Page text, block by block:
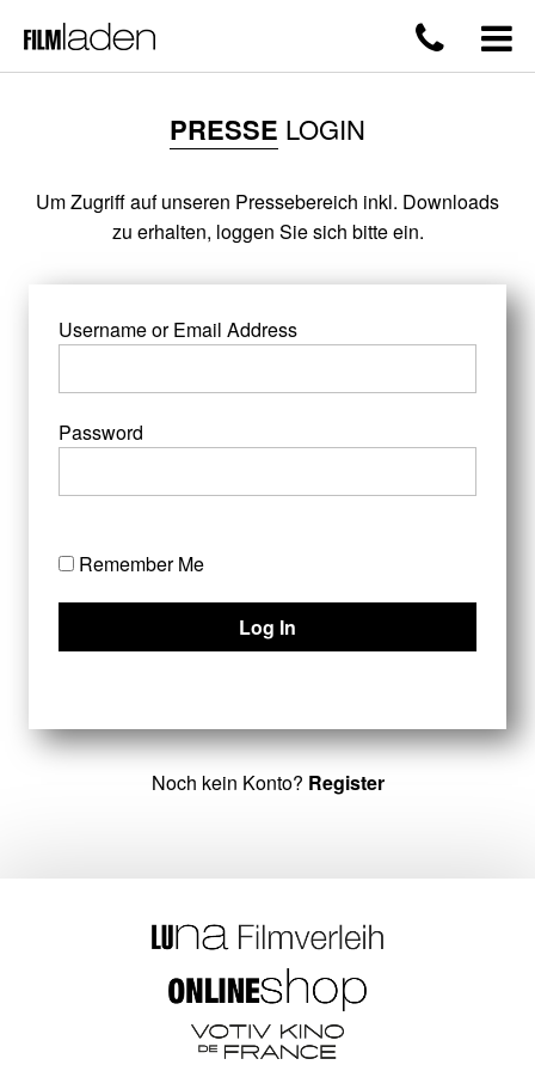
PRESSE LOGIN
Um Zugriff auf unseren Pressebereich inkl. Downloads
zu erhalten, loggen Sie sich bitte ein.
Username or Email Address
Password
Remember Me
Noch kein Konto? Register